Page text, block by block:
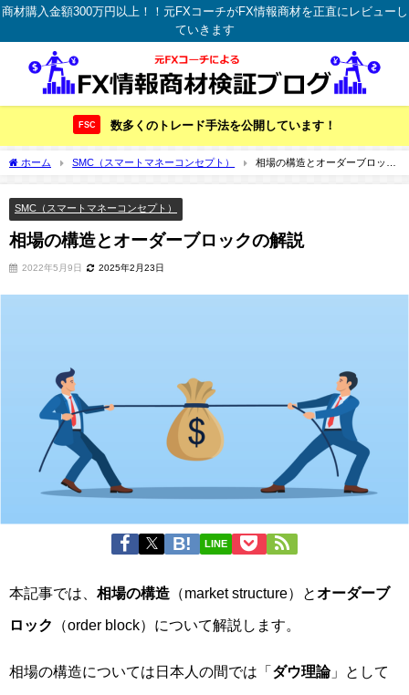
商材購入金額300万円以上！！元FXコーチがFX情報商材を正直にレビューし
ていきます
FSC 数多くのトレード手法を公開しています！
ホーム SMC（スマートマネーコンセプト）
相場の構造とオーダーブロック
SMC（スマートマネーコンセプト）
相場の構造とオーダーブロックの解説
2022年5月9日 2025年2月23日
LINE
本記事では、 相場の構造 （market structure）とオーダーブ
ロック （order block）について解説します。
相場の構造については日本人の間では「 ダウ理論」として